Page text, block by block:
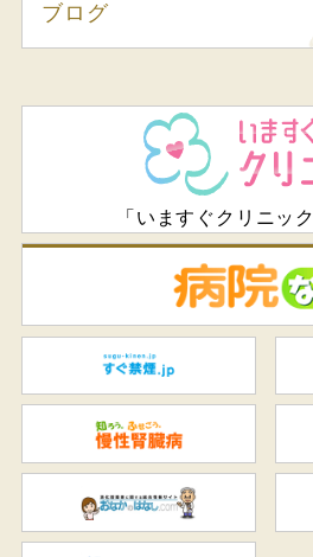
ブログ
「いますぐクリニッ
すぐ
知ろ
おな